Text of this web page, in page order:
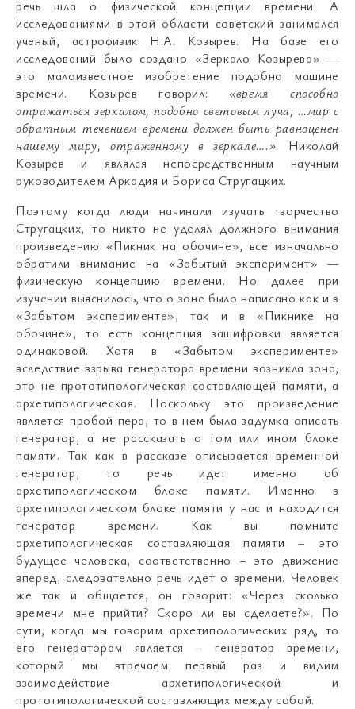
речь шла о физической концепции времени. А
исследованиями в этой области советский занимался
ученый, астрофизик Н.А. Козырев. На базе его
исследований было создано «Зеркало Козырева» —
это малоизвестное изобретение подобно машине
времени. Козырев говорил: «время способно
отражаться зеркалом, подобно световым луча; …мир с
обратным течением времени должен быть равноценен
нашему миру, отраженному в зеркале….». Николай
Козырев и являлся непосредственным научным
руководителем Аркадия и Бориса Стругацких.
Поэтому когда люди начинали изучать творчество
Стругацких, то никто не уделял должного внимания
произведению «Пикник на обочине», все изначально
обратили внимание на «Забытый эксперимент» —
физическую концепцию времени. Но далее при
изучении выяснилось, что о зоне было написано как и в
«Забытом эксперименте», так и в «Пикнике на
обочине», то есть концепция зашифровки является
одинаковой. Хотя в «Забытом эксперименте»
вследствие взрыва генератора времени возникла зона,
это не прототипологическая составляющей памяти, а
архетипологическая. Поскольку это произведение
является пробой пера, то в нем была задумка описать
генератор, а не рассказать о том или ином блоке
памяти. Так как в рассказе описывается временной
генератор, то речь идет именно об
архетипологическом блоке памяти. Именно в
архетипологическом блоке памяти у нас и находится
генератор времени. Как вы помните
архетипологическая составляющая памяти – это
будущее человека, соответственно – это движение
вперед, следовательно речь идет о времени. Человек
же так и общается, он говорит: «Через сколько
времени мне прийти? Скоро ли вы сделаете?». По
сути, когда мы говорим архетипологических ряд, то
его генераторам является – генератор времени,
который мы втречаем первый раз и видим
взаимодействие архетипологической и
прототипологической составляющих между собой.